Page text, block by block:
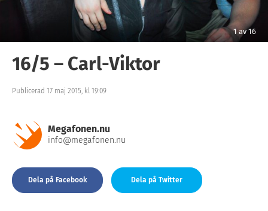
16/5 – Carl-Viktor
Publicerad 17 maj 2015, kl 19:09
Megafonen.nu
info@megafonen.nu
Dela på Facebook Dela på Twitter